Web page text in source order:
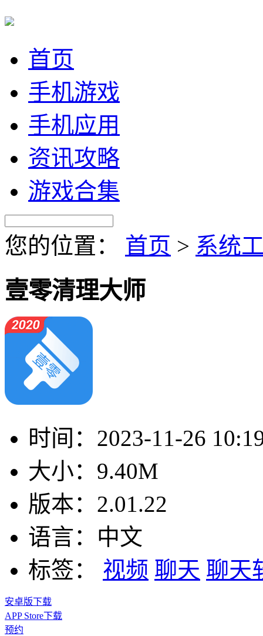
首页
手机游戏
手机应用
资讯攻略
游戏合集
您的位置： 首页 > 系统
壹零清理大师
时间： 2023-11-26
大小： 9.40M
版本： 2.01.22
语言： 中文
标签：
视频 聊天 聊天
安卓版下载
APP Store下载
预约